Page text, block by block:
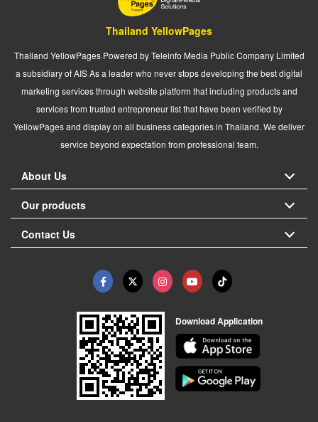
Thailand YellowPages
Thailand YellowPages Powered by Teleinfo Media Public Company Limited
a subsidiary of AIS As a leader who never stops developing the best digital
marketing services through website platform that including products and
services from trusted entrepreneur list that have been verified by
YellowPages and display on all business categories in Thailand. We deliver
service beyond expectation from professional team.
About Us
Our products
Contact Us
Download Application